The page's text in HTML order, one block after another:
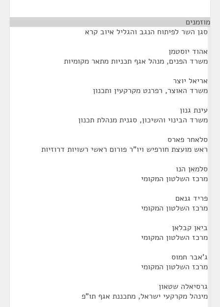
מוזמנים
סגן השר לפיתוח הנגב והגליל איוב קרא
אהוד יוסטמן
משרד הפנים, מנהל אגף תכניות מתאר מקומיות
אריאל יוצר
משרד האוצר, רפרנט מקרקעין ותכנון
עינת גנון
משרד הבינוי והשיכון, סגנית מנהלת תכנון
סלאחר פארס
ראש מועצת חורפיש ויו"ר פורום ראשי רשויות דרוזיות
סלמאן הנו
מרכז השלטון המקומי
פריד גנאם
מרכז השלטון המקומי
ביאן קבלאן
מרכז השלטון המקומי
ג'אבר חמוס
מרכז השלטון המקומי
גרסיאלה שטאון
מינהל מקרקעי ישראל, מתכננת אגף תו"פ